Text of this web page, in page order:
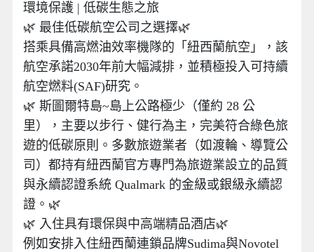
環境保護 | 低碳生態之旅
🌿 最佳低碳航空公司之選擇🌿
搭乘具備高燃油效率機隊的「紐西蘭航空」，該
航空承諾2030年前大幅減排，並積極投入可持續
航空燃料(SAF)研究。
🌿 斯圖爾特島~島上公路極少（僅約 28 公
里），主要以步行、健行為主，完美符合綠色旅
遊的低碳原則。多數旅遊業者（如渡輪、導覽公
司）都持有紐西蘭官方專門為旅遊業設立的品質
與永續認證系統 Qualmark 的金級或銀級永續認
證。🌿
🌿 入住具有環保與中高端精品酒店🌿
例如安排入住紐西蘭連鎖品牌Sudima與Novotel